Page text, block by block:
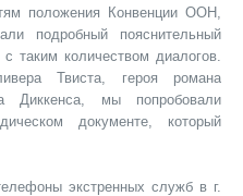
положения Конвенции ООН,
подробный пояснительный
таким количеством диалогов.
Твиста, героя романа
Диккенса, мы попробовали
документе, который
экстренных служб в г.